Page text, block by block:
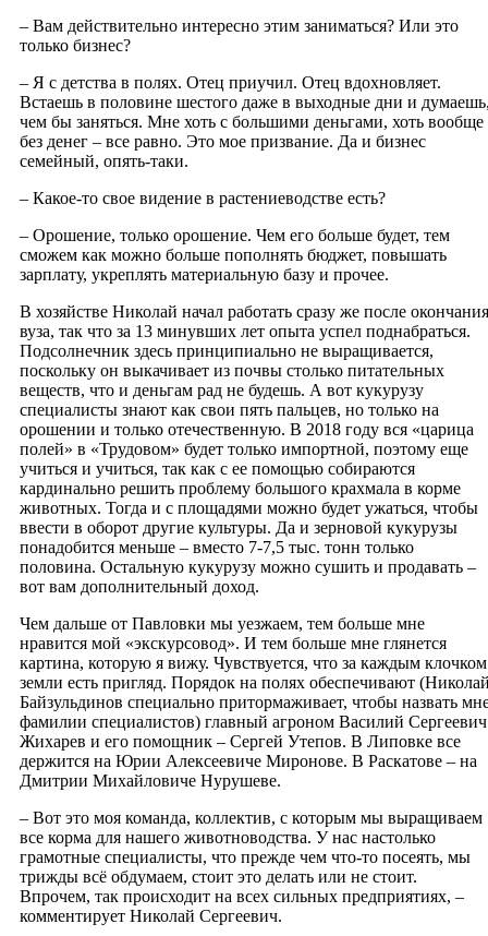
– Вам действительно интересно этим заниматься? Или это
только бизнес?
– Я с детства в полях. Отец приучил. Отец вдохновляет.
Встаешь в половине шестого даже в выходные дни и
чем бы заняться. Мне хоть с большими деньгами, хоть вообще
без денег – все равно. Это мое призвание. Да и бизнес
семейный, опять-таки.
– Какое-то свое видение в растениеводстве есть?
– Орошение, только орошение. Чем его больше будет, тем
сможем как можно больше пополнять бюджет, повышать
зарплату, укреплять материальную базу и прочее.
В хозяйстве Николай начал работать сразу же после окончания
вуза, так что за 13 минувших лет опыта успел поднабраться.
Подсолнечник здесь принципиально не выращивается,
поскольку он выкачивает из почвы столько питательных
веществ, что и деньгам рад не будешь. А вот кукурузу
специалисты знают как свои пять пальцев, но только на
орошении и только отечественную. В 2018 году вся «царица
полей» в «Трудовом» будет только импортной, поэтому еще
учиться и учиться, так как с ее помощью собираются
кардинально решить проблему большого крахмала в корме
животных. Тогда и с площадями можно будет ужаться, чтобы
ввести в оборот другие культуры. Да и зерновой кукурузы
понадобится меньше – вместо 7-7,5 тыс. тонн только
половина. Остальную кукурузу можно сушить и продавать –
вот вам дополнительный доход.
Чем дальше от Павловки мы уезжаем, тем больше мне
нравится мой «экскурсовод». И тем больше мне глянется
картина, которую я вижу. Чувствуется, что за каждым клочком
земли есть пригляд. Порядок на полях обеспечивают
Байзульдинов специально притормаживает, чтобы назвать
фамилии специалистов) главный агроном Василий Сергеевич
Жихарев и его помощник – Сергей Утепов. В Липовке все
держится на Юрии Алексеевиче Миронове. В Раскатове – на
Дмитрии Михайловиче Нурушеве.
– Вот это моя команда, коллектив, с которым мы выращиваем
все корма для нашего животноводства. У нас настолько
грамотные специалисты, что прежде чем что-то посеять, мы
трижды всё обдумаем, стоит это делать или не стоит.
Впрочем, так происходит на всех сильных предприятиях, –
комментирует Николай Сергеевич.